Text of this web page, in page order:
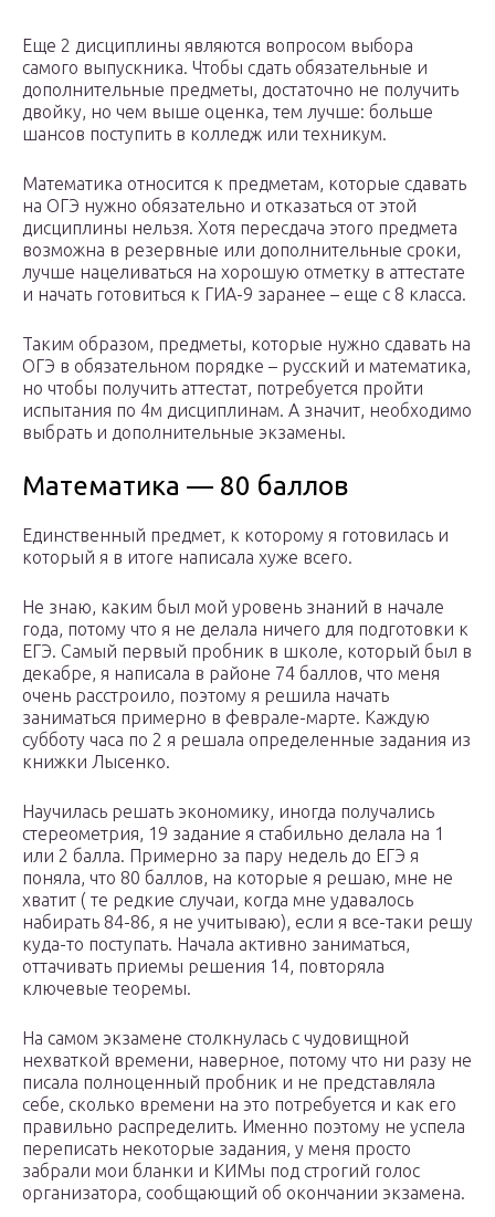
Еще 2 дисциплины являются вопросом выбора
самого выпускника. Чтобы сдать обязательные и
дополнительные предметы, достаточно не получить
двойку, но чем выше оценка, тем лучше: больше
шансов поступить в колледж или техникум.
Математика относится к предметам, которые сдавать
на ОГЭ нужно обязательно и отказаться от этой
дисциплины нельзя. Хотя пересдача этого предмета
возможна в резервные или дополнительные сроки,
лучше нацеливаться на хорошую отметку в аттестате
и начать готовиться к ГИА-9 заранее – еще с 8 класса.
Таким образом, предметы, которые нужно сдавать на
ОГЭ в обязательном порядке – русский и математика,
но чтобы получить аттестат, потребуется пройти
испытания по 4м дисциплинам. А значит, необходимо
выбрать и дополнительные экзамены.
Математика — 80 баллов
Единственный предмет, к которому я готовилась и
который я в итоге написала хуже всего.
Не знаю, каким был мой уровень знаний в начале
года, потому что я не делала ничего для подготовки к
ЕГЭ. Самый первый пробник в школе, который был в
декабре, я написала в районе 74 баллов, что меня
очень расстроило, поэтому я решила начать
заниматься примерно в феврале-марте. Каждую
субботу часа по 2 я решала определенные задания из
книжки Лысенко.
Научилась решать экономику, иногда получались
стереометрия, 19 задание я стабильно делала на 1
или 2 балла. Примерно за пару недель до ЕГЭ я
поняла, что 80 баллов, на которые я решаю, мне не
хватит ( те редкие случаи, когда мне удавалось
набирать 84-86, я не учитываю), если я все-таки решу
куда-то поступать. Начала активно заниматься,
оттачивать приемы решения 14, повторяла
ключевые теоремы.
На самом экзамене столкнулась с чудовищной
нехваткой времени, наверное, потому что ни разу не
писала полноценный пробник и не представляла
себе, сколько времени на это потребуется и как его
правильно распределить. Именно поэтому не успела
переписать некоторые задания, у меня просто
забрали мои бланки и КИМы под строгий голос
организатора, сообщающий об окончании экзамена.